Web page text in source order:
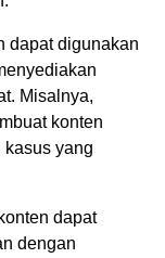
dapat digunakan
Misalnya,
konten
kasus yang
dapat
dengan